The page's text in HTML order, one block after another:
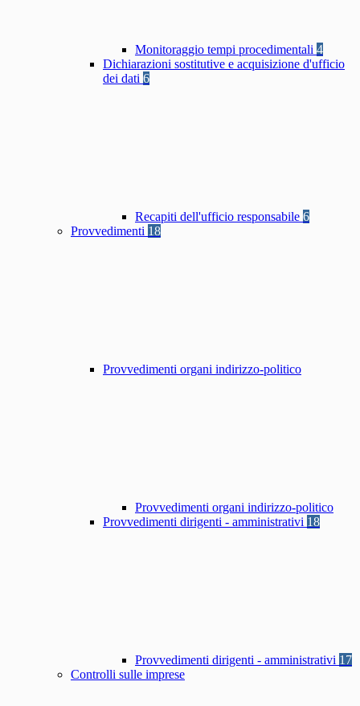
Monitoraggio tempi procedimentali 4
Dichiarazioni sostitutive e acquisizione d'ufficio
dei dati 6
Recapiti dell'ufficio responsabile 6
Provvedimenti 18
Provvedimenti organi indirizzo-politico
Provvedimenti organi indirizzo-politico
Provvedimenti dirigenti - amministrativi 18
Provvedimenti dirigenti - amministrativi 17
Controlli sulle imprese